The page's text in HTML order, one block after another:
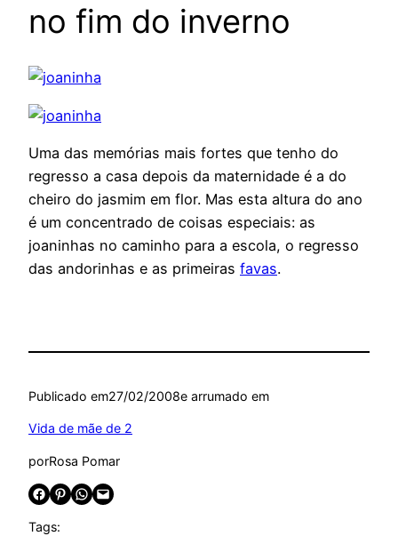
no fim do inverno
Uma das memórias mais fortes que tenho do
regresso a casa depois da maternidade é a do
cheiro do jasmim em flor. Mas esta altura do ano
é um concentrado de coisas especiais: as
joaninhas no caminho para a escola, o regresso
das andorinhas e as primeiras favas.
Publicado em27/02/2008e arrumado em
Vida de mãe de 2
porRosa Pomar
Share on Facebook Share on Pinterest Share on WhatsApp Email this Page
Tags: